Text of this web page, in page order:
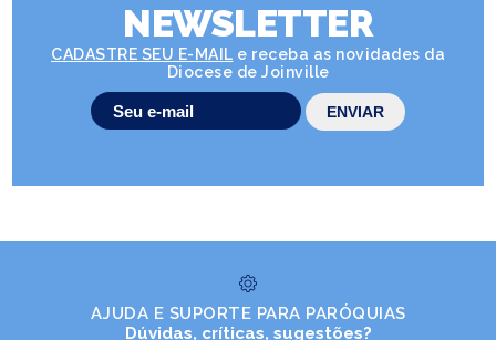
NEWSLETTER
CADASTRE SEU E-MAIL e receba as novidades da
Diocese de Joinville
AJUDA E SUPORTE PARA PARÓQUIAS
Dúvidas, críticas, sugestões?